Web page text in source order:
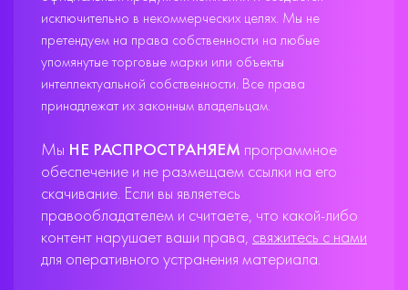
исключительно в некоммерческих целях. Мы не
претендуем на права собственности на любые
упомянутые торговые марки или объекты
интеллектуальной собственности. Все права
принадлежат их законным владельцам.
Мы НЕ РАСПРОСТРАНЯЕМ программное
обеспечение и не размещаем ссылки на его
скачивание. Если вы являетесь
правообладателем и считаете, что какой-либо
контент нарушает ваши права, свяжитесь с нами
для оперативного устранения материала.